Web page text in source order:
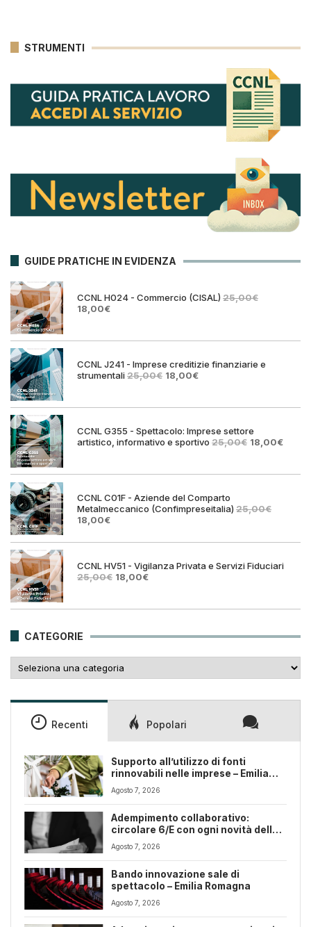
STRUMENTI
GUIDE PRATICHE IN EVIDENZA
CCNL H024 - Commercio (CISAL) 25,00€
Il
era:
18,00€Il
è:
CCNL J241 - Imprese creditizie finanziarie e
strumentali25,00€ Il
era:
18,00€Il
è:
CCNL G355 - Spettacolo: Imprese settore
artistico, informativo e sportivo 25,00€ Il
era:
18,00€Il
è:
CCNL C01F - Aziende del Comparto
Metalmeccanico (Confimpreseitalia) 25,00€
Il
originale
25,00€.
18,00€Il
attuale
18,00€.
CCNL HV51 - Vigilanza Privata e Servizi Fiduciari
25,00€ Il
era:
18,00€Il
è:
CATEGORIE
Recenti Popolari
Supporto all’utilizzo di fonti
rinnovabili nelle imprese – Emilia
Romagna
Agosto 7, 2026
Adempimento collaborativo:
circolare 6/E con ogni novità della
riforma fiscale
Agosto 7, 2026
Bando innovazione sale di
spettacolo – Emilia Romagna
Agosto 7, 2026